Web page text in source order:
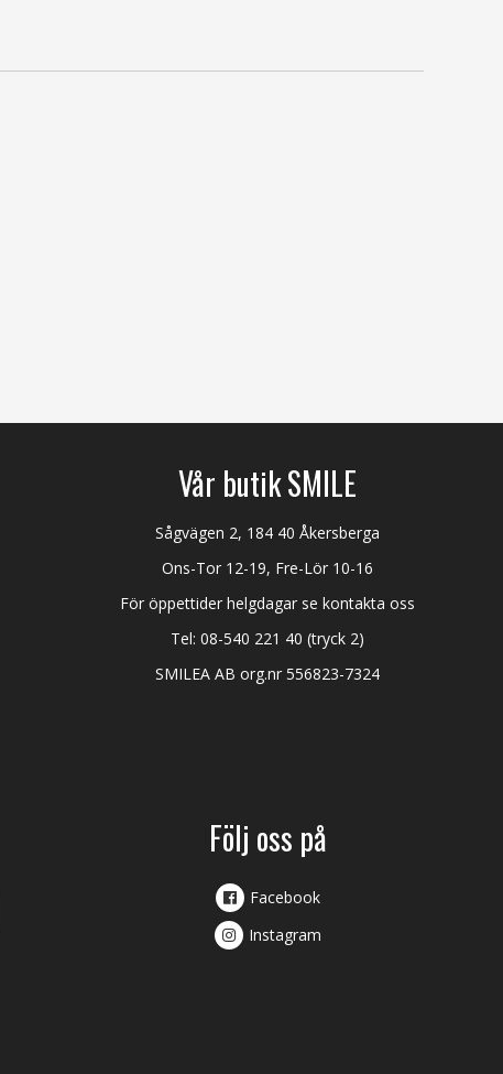
Vår butik SMILE
Sågvägen 2, 184 40 Åkersberga
Ons-Tor 12-19, Fre-Lör 10-16
För öppettider helgdagar se kontakta oss
Tel:08-540 221 40 (tryck 2)
SMILEA AB org.nr 556823-7324
Följ oss på
Facebook
Instagram